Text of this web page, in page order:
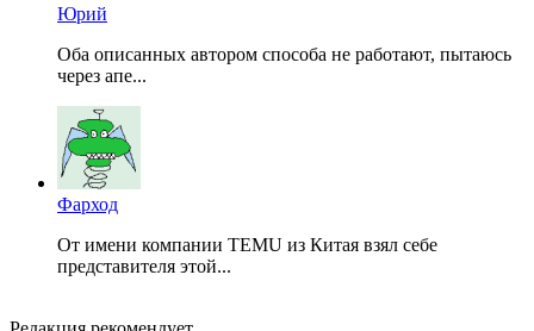
Юрий
Оба описанных автором способа не работают, пытаюсь
через апе...
Фарход
От имени компании TEMU из Китая взял себе
представителя этой...